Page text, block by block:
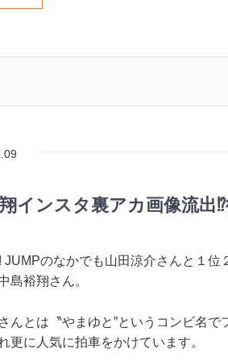
インスタ裏アカ画像流出
JUMPのなかでも山田涼介さんと１位
島裕翔さん。
んとは〝やまゆと”というコンビ名で
更に人気に拍車をかけています。